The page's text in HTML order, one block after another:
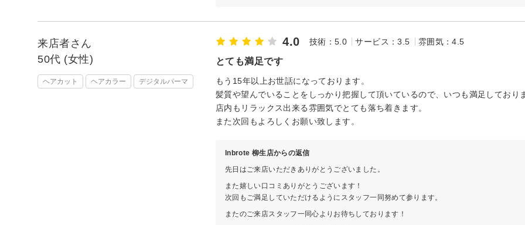
来店者さん
50代 (女性)
ヘアカット ヘアカラー デジタルパーマ
4.0 技術：5.0 サービス：3.5 雰囲気：4.5
とても満足です
もう15年以上お世話になっております。
髪質や望んでいることをしっかり把握して頂いているので、いつも満足しており
店内もリラックス出来る雰囲気でとても落ち着きます。
また次回もよろしくお願い致します。
Inbrote 柳生店からの返信
先日はご来店いただきありがとうございました。
また嬉しい口コミありがとうございます！
次回もご満足していただけるようにスタッフ一同努めて参ります。
またのご来店スタッフ一同心よりお待ちしております！